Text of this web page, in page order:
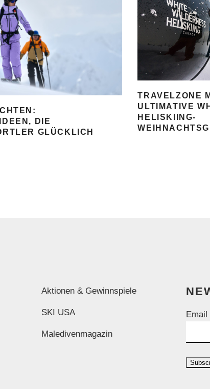
DIE
GLÜCKLICH
TRAVELZONE
ULTIMATIVE
HELISKIING-
Aktionen & Gewinnspiele
SKI USA
Maledivenmagazin
Email